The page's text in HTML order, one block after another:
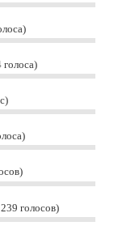
голоса
голосов